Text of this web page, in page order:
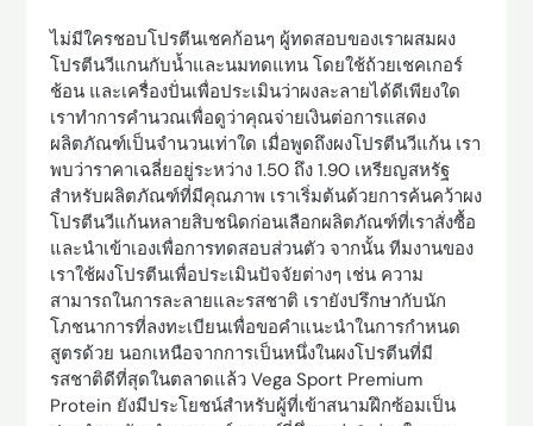
ไม่มีใครชอบโปรตีนเชคก้อนๆ ผู้ทดสอบของเราผสมผง
โปรตีนวีแกนกับน้ำและนมทดแทน โดยใช้ถ้วยเชคเกอร์
ช้อน และเครื่องปั่นเพื่อประเมินว่าผงละลายได้ดีเพียงใด
เราทำการคำนวณเพื่อดูว่าคุณจ่ายเงินต่อการแสดง
ผลิตภัณฑ์เป็นจำนวนเท่าใด เมื่อพูดถึงผงโปรตีนวีแก้น เรา
พบว่าราคาเฉลี่ยอยู่ระหว่าง 1.50 ถึง 1.90 เหรียญสหรัฐ
สำหรับผลิตภัณฑ์ที่มีคุณภาพ เราเริ่มต้นด้วยการค้นคว้าผง
โปรตีนวีแก้นหลายสิบชนิดก่อนเลือกผลิตภัณฑ์ที่เราสั่งซื้อ
และนำเข้าเองเพื่อการทดสอบส่วนตัว จากนั้น ทีมงานของ
เราใช้ผงโปรตีนเพื่อประเมินปัจจัยต่างๆ เช่น ความ
สามารถในการละลายและรสชาติ เรายังปรึกษากับนัก
โภชนาการที่ลงทะเบียนเพื่อขอคำแนะนำในการกำหนด
สูตรด้วย นอกเหนือจากการเป็นหนึ่งในผงโปรตีนที่มี
รสชาติดีที่สุดในตลาดแล้ว Vega Sport Premium
Protein ยังมีประโยชน์สำหรับผู้ที่เข้าสนามฝึกซ้อมเป็น